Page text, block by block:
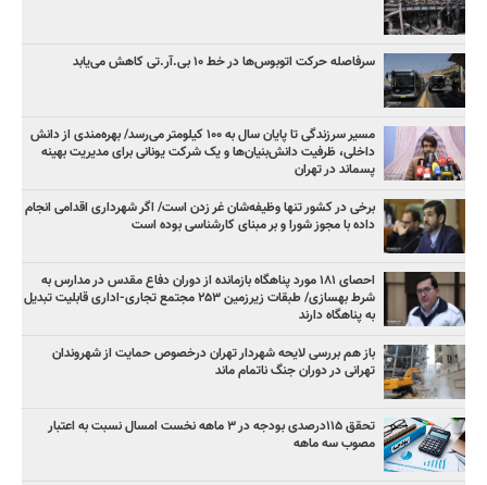
سرفاصله حرکت اتوبوس‌ها در خط ۱۰ بی‌.آر.تی کاهش می‌یابد
مسیر سرزندگی تا پایان سال به ۱۰۰ کیلومتر می‌رسد/ بهره‌مندی از دانش
داخلی، ظرفیت دانش‌بنیان‌ها و یک شرکت یونانی برای مدیریت بهینه
پسماند در تهران
برخی در کشور تنها وظیفه‌شان غر زدن است/ اگر شهرداری اقدامی انجام
داده با مجوز شورا و بر مبنای کارشناسی بوده است
احصای ۱۸۱ مورد پناهگاه بازمانده از دوران دفاع مقدس در مدارس به
شرط بهسازی/ طبقات زیرزمین ۲۵۳ مجتمع تجاری-اداری قابلیت تبدیل
به پناهگاه دارند
باز هم بررسی لایحه شهردار تهران درخصوص حمایت از شهروندان
تهرانی در دوران جنگ ناتمام ماند
تحقق ۱۱۵درصدی بودجه در ۳ ماهه نخست امسال نسبت به اعتبار
مصوب سه ماهه